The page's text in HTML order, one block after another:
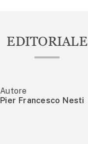
EDITORIALE
Autore
Pier Francesco Nesti